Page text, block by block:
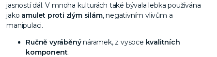
jasností dál. V mnoha kulturách také bývala lebka používána
jako amulet proti zlým silám, negativním vlivům a
manipulaci.
Ručně vyráběnýnáramek, z vysoce kvalitních
komponent.